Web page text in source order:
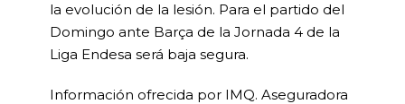
la evolución de la lesión. Para el partido del
Domingo ante Barça de la Jornada 4 de la
Liga Endesa será baja segura.
Información ofrecida por IMQ. Aseguradora